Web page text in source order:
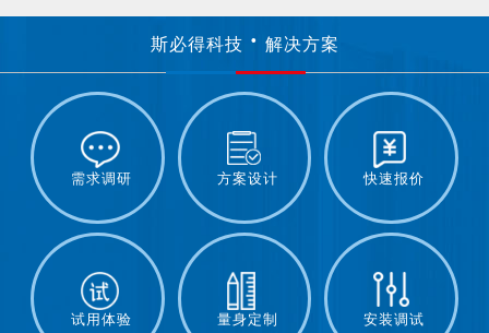
斯必得科技 解决方案
需求调研 方案设计 快速报价
试用体验 量身定制 安装调试